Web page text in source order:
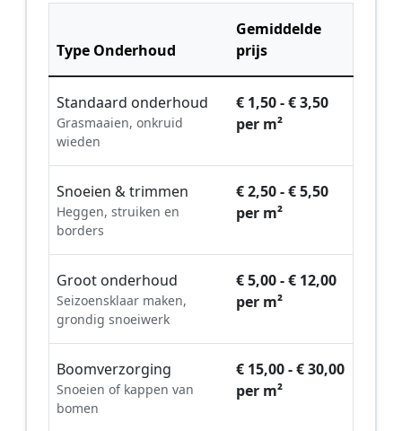
Type Onderhoud
Gemiddelde
prijs
Standaard onderhoud
Grasmaaien, onkruid
wieden
€ 1,50 - € 3,50
per m²
Snoeien & trimmen
Heggen, struiken en
borders
€ 2,50 - € 5,50
per m²
Groot onderhoud
Seizoensklaar maken,
grondig snoeiwerk
€ 5,00 - € 12,00
per m²
Boomverzorging
Snoeien of kappen van
bomen
€ 15,00 - € 30,00
per m²